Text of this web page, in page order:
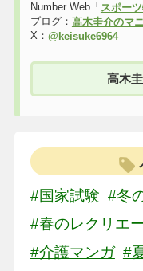
Number Web「 スポー
ブログ： 高木圭介のマ
X： @keisuke6964
高木
#国家試験 #冬
#春のレクリエ
#介護マンガ #